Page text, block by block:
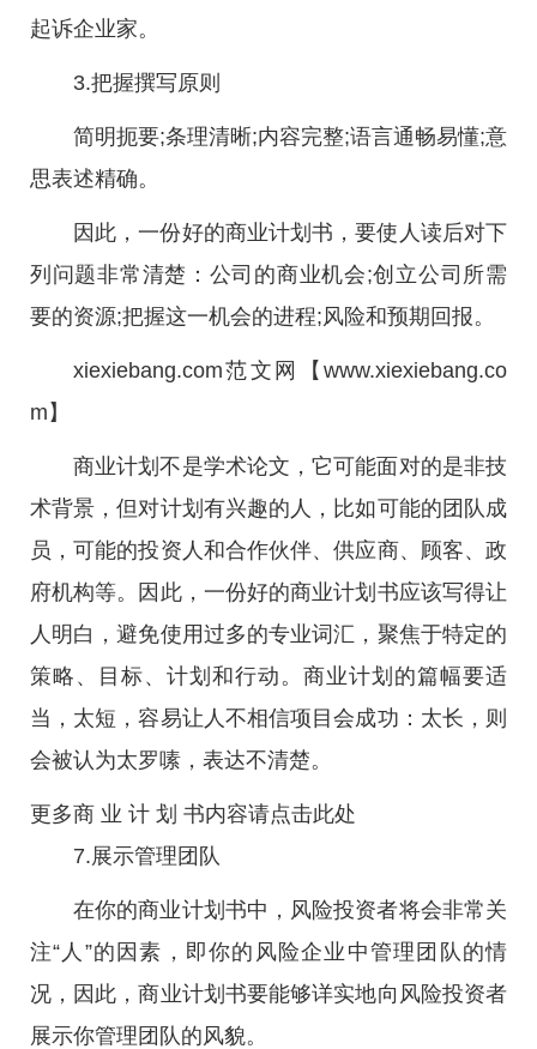
起诉企业家。
3.把握撰写原则
简明扼要;条理清晰;内容完整;语言通畅易懂;意
思表述精确。
因此，一份好的商业计划书，要使人读后对下
列问题非常清楚：公司的商业机会;创立公司所需
要的资源;把握这一机会的进程;风险和预期回报。
xiexiebang.com范文网【www.xiexiebang.co
m】
商业计划不是学术论文，它可能面对的是非技
术背景，但对计划有兴趣的人，比如可能的团队成
员，可能的投资人和合作伙伴、供应商、顾客、政
府机构等。因此，一份好的商业计划书应该写得让
人明白，避免使用过多的专业词汇，聚焦于特定的
策略、目标、计划和行动。商业计划的篇幅要适
当，太短，容易让人不相信项目会成功：太长，则
会被认为太罗嗉，表达不清楚。
更多商 业 计 划 书内容请点击此处
7.展示管理团队
在你的商业计划书中，风险投资者将会非常关
注“人”的因素，即你的风险企业中管理团队的情
况，因此，商业计划书要能够详实地向风险投资者
展示你管理团队的风貌。